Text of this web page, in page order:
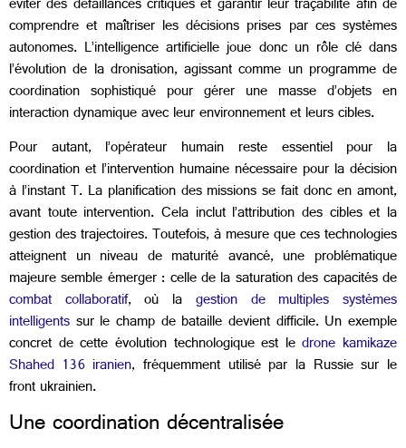
éviter des défaillances critiques et garantir leur traçabilité afin de
comprendre et maîtriser les décisions prises par ces systèmes
autonomes. L’intelligence artificielle joue donc un rôle clé dans
l’évolution de la dronisation, agissant comme un programme de
coordination sophistiqué pour gérer une masse d’objets en
interaction dynamique avec leur environnement et leurs cibles.
Pour autant, l’opérateur humain reste essentiel pour la
coordination et l’intervention humaine nécessaire pour la décision
à l’instant T. La planification des missions se fait donc en amont,
avant toute intervention. Cela inclut l’attribution des cibles et la
gestion des trajectoires.Toutefois, à mesure que ces technologies
atteignent un niveau de maturité avancé, une problématique
majeure semble émerger : celle de la saturation des capacités de
combat collaboratif, où la gestion de multiples systèmes
intelligents sur le champ de bataille devient difficile. Un exemple
concret de cette évolution technologique est ledrone kamikaze
Shahed 136 iranien, fréquemment utilisé par la Russie sur le
front ukrainien.
Une coordination décentralisée